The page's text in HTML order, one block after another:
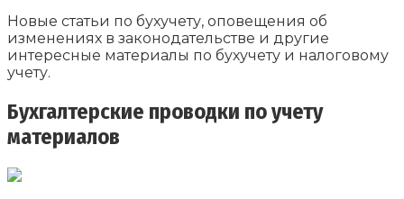
Новые статьи по бухучету, оповещения об
изменениях в законодательстве и другие
интересные материалы по бухучету и налоговому
учету.
Бухгалтерские проводки по учету
материалов